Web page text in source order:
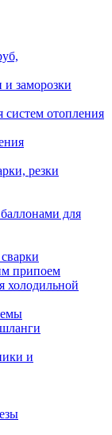
и заморозки
отопления
резки
для
припоем
холодильной
и